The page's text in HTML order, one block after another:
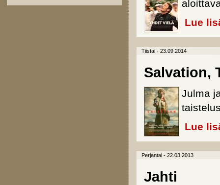
Lue
Tiistai - 23.09.2014
Salvation,
Julma
Lue
Perjantai - 22.03.2013
Jahti